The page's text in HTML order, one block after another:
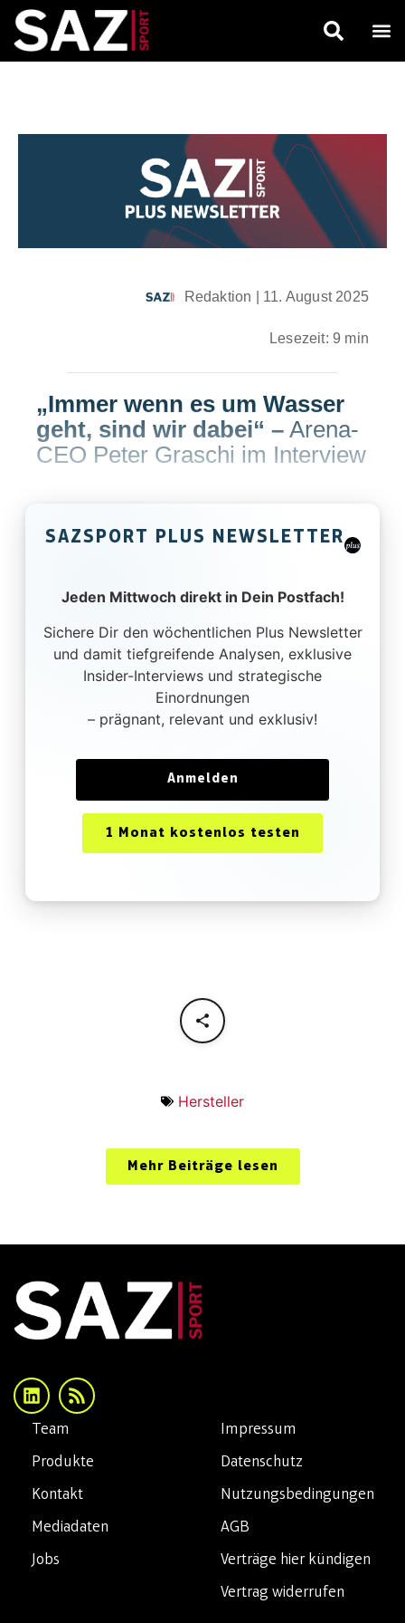
Redaktion 11. August 2025
Lesezeit: 9 min
„Immer wenn es um Wasser
geht, sind wir dabei“ – Arena-
CEO Peter Graschi im Interview
SAZSPORT PLUS NEWSLETTER
Jeden Mittwoch direkt in Dein Postfach!
Sichere Dir den wöchentlichen Plus Newsletter
und damit tiefgreifende Analysen, exklusive
Insider-Interviews und strategische
Einordnungen
– prägnant, relevant und exklusiv!
Anmelden
1 Monat kostenlos testen
Hersteller
Mehr Beiträge lesen
Impressum
Datenschutz
Nutzungsbedingungen
AGB
Verträge hier kündigen
Vertrag widerrufen
Team
Produkte
Kontakt
Mediadaten
Jobs